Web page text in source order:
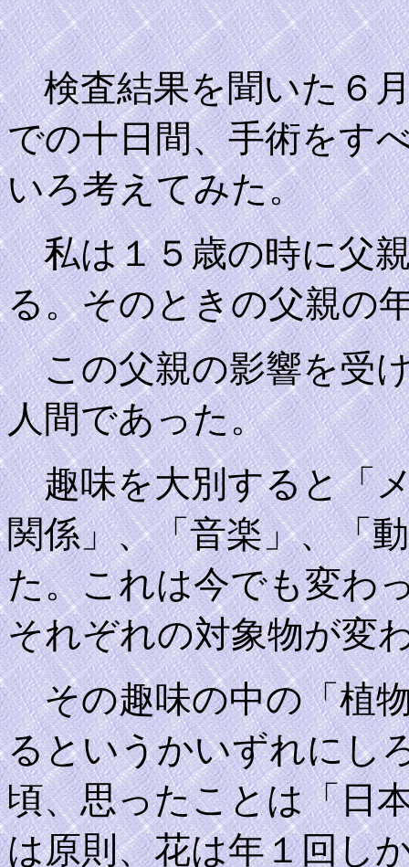
検査結果を聞いた６月
での十日間、手術をす
いろ考えてみた。
私は１５歳の時に父
る。そのときの父親の
この父親の影響を受
人間であった。
趣味を大別すると「
関係」、「音楽」、「
た。これは今でも変わ
それぞれの対象物が変
その趣味の中の「植
るというかいずれにし
頃、思ったことは「日
は原則、花は年１回し